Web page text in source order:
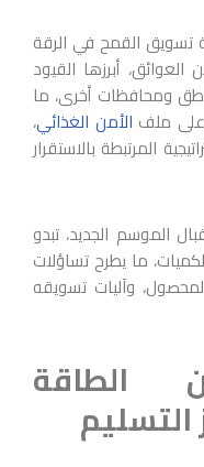
تسويق القمح في الرقة
أبرزها القيود
ومحافظات أخرى، ما
ملف الأمن الغذائي،
المرتبطة بالاستقرار
الموسم الجديد، تبدو
ما يطرح تساؤلات
وآليات تسويقه
الطاقة
التسليم